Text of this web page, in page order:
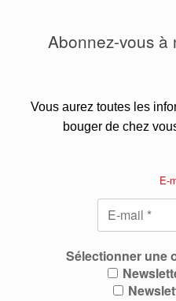
Abonnez-vous à
Vous aurez toutes les
bouger de chez
E-
Sélectionner une